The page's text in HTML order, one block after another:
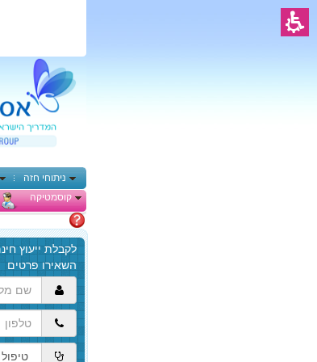
ניתוחי חזה
קוסמטיקה
הגעת
לתוכן
המרכזי,
באפשרותך
ללחוץ
אנטר
כדי
לדלג
לאזור